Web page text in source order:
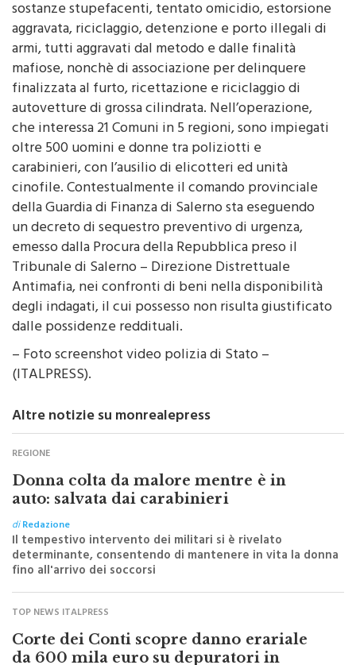
aggravata, riciclaggio, detenzione e porto illegali di
armi, tutti aggravati dal metodo e dalle finalità
mafiose, nonchè di associazione per delinquere
finalizzata al furto, ricettazione e riciclaggio di
autovetture di grossa cilindrata. Nell’operazione,
che interessa 21 Comuni in 5 regioni, sono impiegati
oltre 500 uomini e donne tra poliziotti e
carabinieri, con l’ausilio di elicotteri ed unità
cinofile. Contestualmente il comando provinciale
della Guardia di Finanza di Salerno sta eseguendo
un decreto di sequestro preventivo di urgenza,
emesso dalla Procura della Repubblica preso il
Tribunale di Salerno – Direzione Distrettuale
Antimafia, nei confronti di beni nella disponibilità
degli indagati, il cui possesso non risulta giustificato
dalle possidenze reddituali.
– Foto screenshot video polizia di Stato –
(ITALPRESS).
REGIONE
Donna colta da malore mentre è in
auto: salvata dai carabinieri
diRedazione
Il tempestivo intervento dei militari si è rivelato
determinante, consentendo di mantenere in vita la donna
fino all'arrivo dei soccorsi
TOP NEWS ITALPRESS
Corte dei Conti scopre danno erariale
da 600 mila euro su depuratori in
Calabria